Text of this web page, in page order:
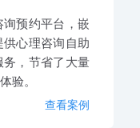
询预约平台，嵌
心理咨询自助
，节省了大量
验。
查看案例